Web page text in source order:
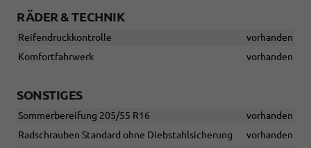
RÄDER & TECHNIK
Reifendruckkontrolle
vorhanden
Komfortfahrwerk
vorhanden
SONSTIGES
Sommerbereifung 205/55 R16
vorhanden
Radschrauben Standard ohne Diebstahlsicherung
vorhanden